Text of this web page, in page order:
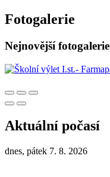
Fotogalerie
Nejnovější fotogalerie
Aktuální počasí
dnes, pátek 7. 8. 2026